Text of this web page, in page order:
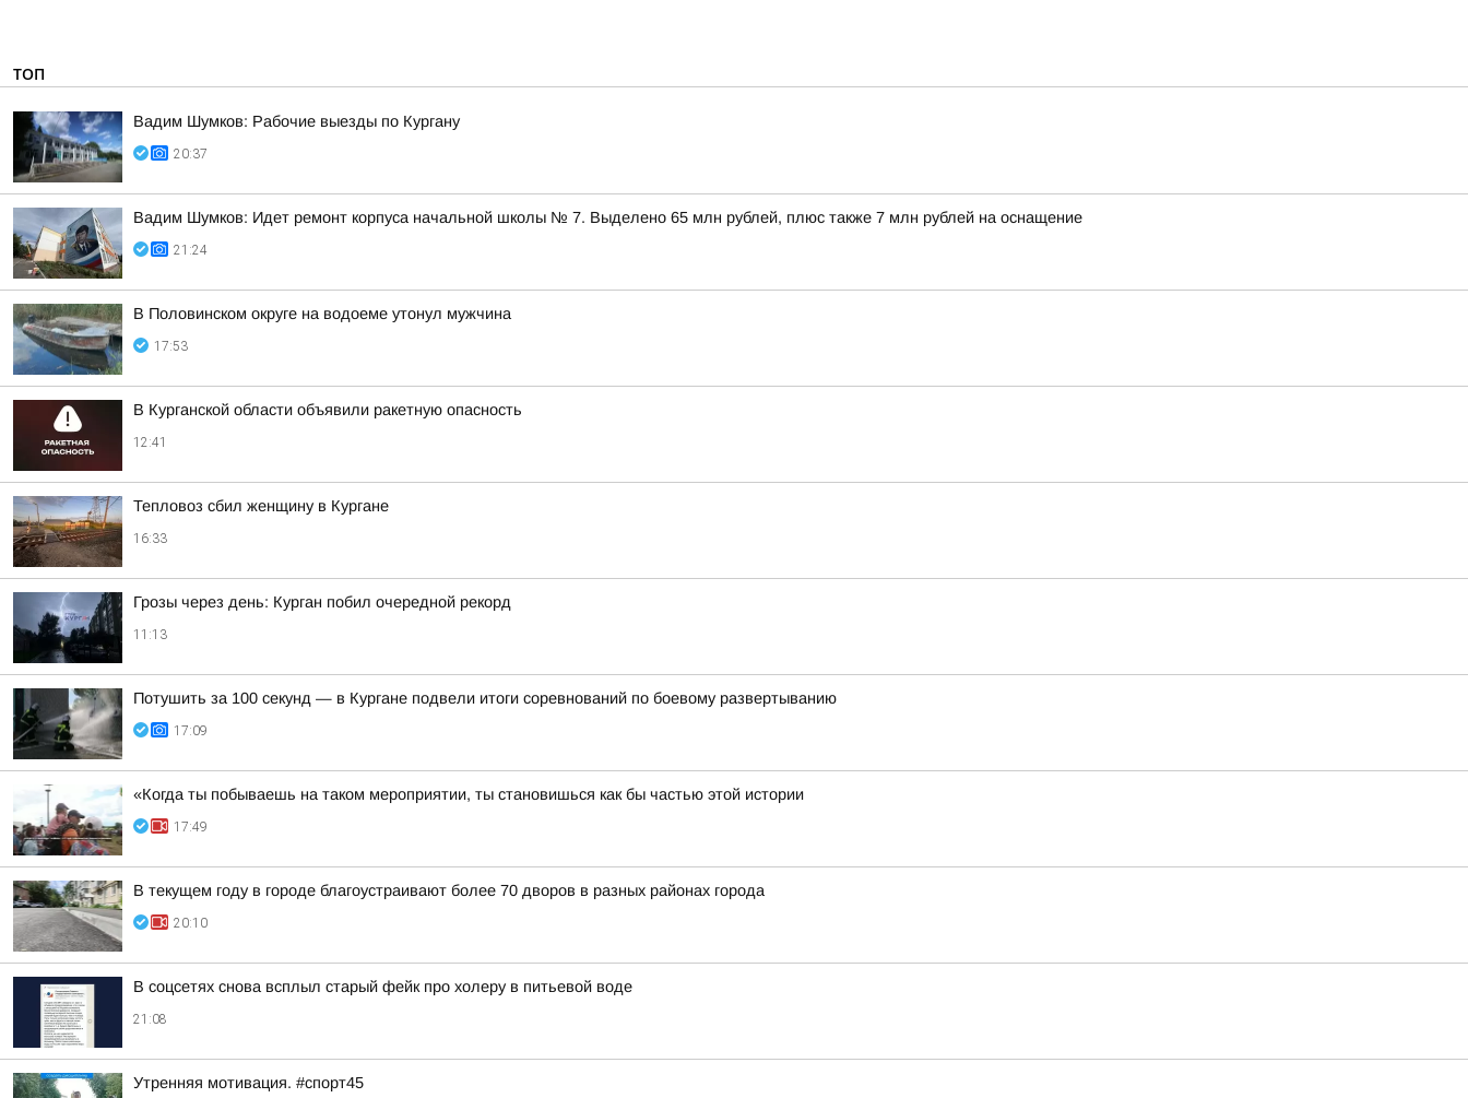
ТОП
Вадим Шумков: Рабочие выезды по Кургану
20:37
Вадим Шумков: Идет ремонт корпуса начальной школы № 7. Выделено 65 млн рублей, плюс также 7 млн рублей на оснащение
21:24
В Половинском округе на водоеме утонул мужчина
17:53
В Курганской области объявили ракетную опасность
12:41
Тепловоз сбил женщину в Кургане
16:33
Грозы через день: Курган побил очередной рекорд
11:13
Потушить за 100 секунд — в Кургане подвели итоги соревнований по боевому развертыванию
17:09
«Когда ты побываешь на таком мероприятии, ты становишься как бы частью этой истории
17:49
В текущем году в городе благоустраивают более 70 дворов в разных районах города
20:10
В соцсетях снова всплыл старый фейк про холеру в питьевой воде
21:08
Утренняя мотивация. #спорт45